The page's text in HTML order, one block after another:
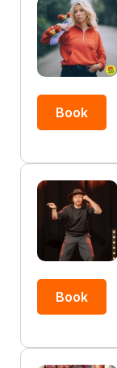
Book
Book